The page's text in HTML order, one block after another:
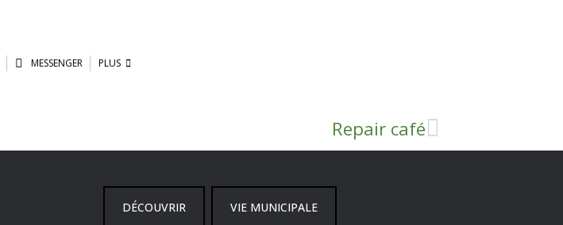
MESSENGER PLUS
Repair café
DÉCOUVRIR VIE MUNICIPALE